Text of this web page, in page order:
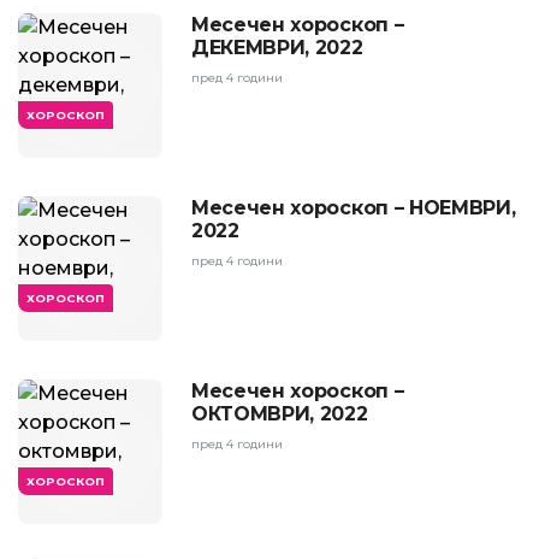
ХОРОСКОП
Месечен хороскоп –
ДЕКЕМВРИ, 2022
пред 4 години
ХОРОСКОП
Месечен хороскоп – НОЕМВРИ,
2022
пред 4 години
ХОРОСКОП
Месечен хороскоп –
ОКТОМВРИ, 2022
пред 4 години